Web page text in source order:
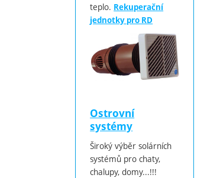
teplo. Rekuperační
jednotky pro RD
Ostrovní
systémy
Široký výběr solárních
systémů pro chaty,
chalupy, domy...!!!